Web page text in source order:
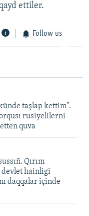
ettiler.
Follow us
taşlap kettim".
rusiyelilerni
quva
Qırım
hainligi
daqqalar içinde